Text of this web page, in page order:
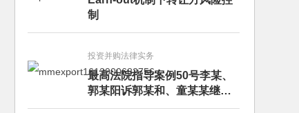
制
投资并购法律实务
最高法院指导案例50号李某、
郭某阳诉郭某和、童某某继承
纠纷案